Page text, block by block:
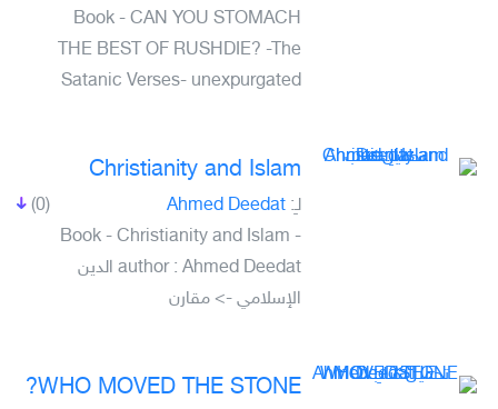
Book - CAN YOU STOMACH
THE BEST OF RUSHDIE? -The
Satanic Verses- unexpurgated
Christianity and Islam
(0) لـِ: Ahmed Deedat
Book - Christianity and Islam -
author : Ahmed Deedat الدين
الإسلامي -> مقارن
WHO MOVED THE STONE?